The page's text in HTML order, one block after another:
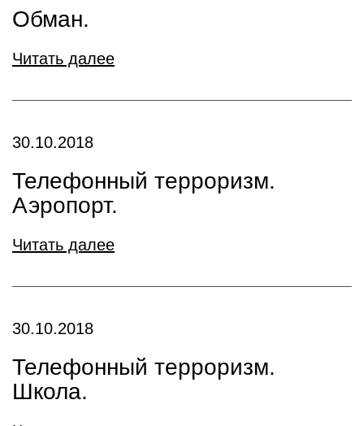
Обман.
Читать далее
30.10.2018
Телефонный терроризм.
Аэропорт.
Читать далее
30.10.2018
Телефонный терроризм.
Школа.